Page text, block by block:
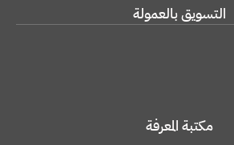
التسويق بالعمولة
مكتبة المعرفة